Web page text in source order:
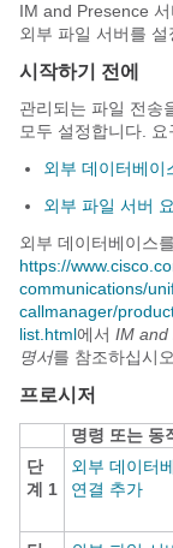
IM and Presence
외부 파일 서버를 설
시작하기 전에
관리되는 파일 전송
모두 설정합니다.
외부 데이터베이
외부 파일 서버
외부 데이터베이스
https://
communications/
callmanager/
list.html에서 IM and
명서를 참조하십시오.
프로시저
명령 또는 동
단
계 1
외부 데이터
연결 추가